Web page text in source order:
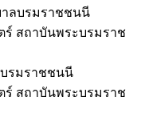
ลบรมราชชนนี
สถาบันพระบรมราช
รมราชชนนี
สถาบันพระบรมราช